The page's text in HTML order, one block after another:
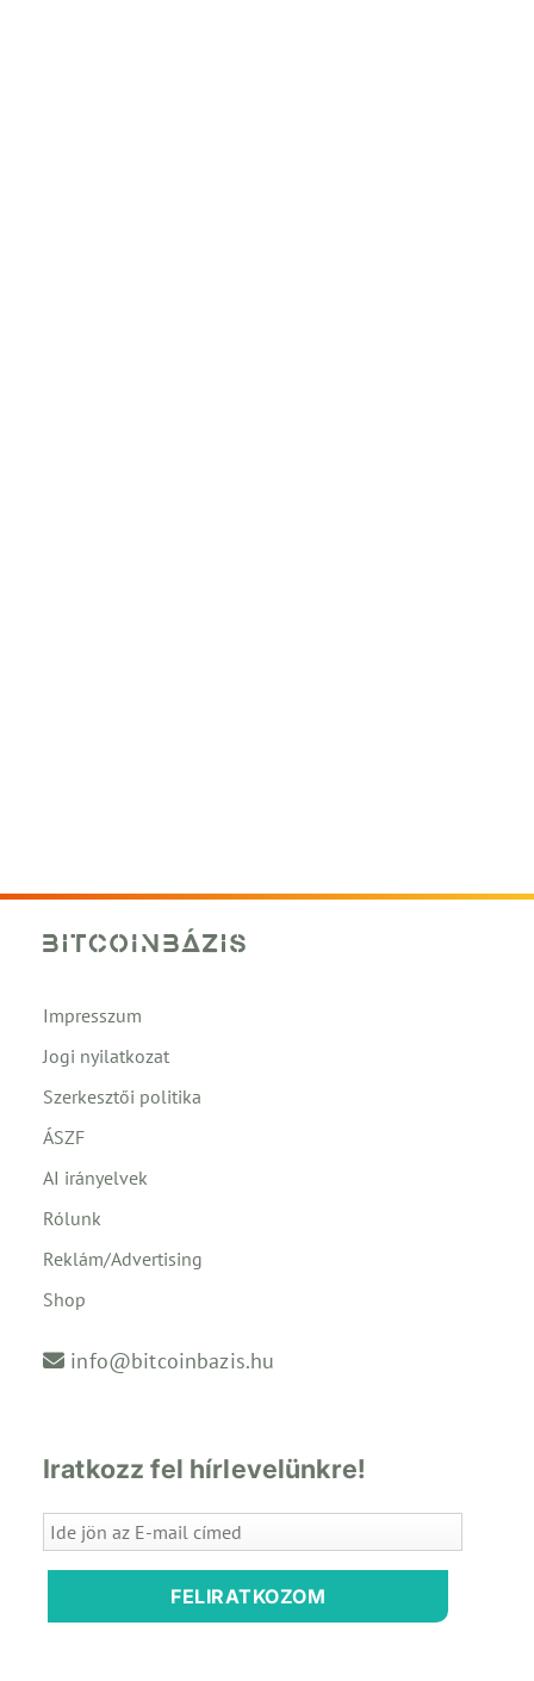
Impresszum
Jogi nyilatkozat
Szerkesztői politika
ÁSZF
AI irányelvek
Rólunk
Reklám/Advertising
Shop
info@bitcoinbazis.hu
Iratkozz fel hírlevelünkre!
FELIRATKOZOM